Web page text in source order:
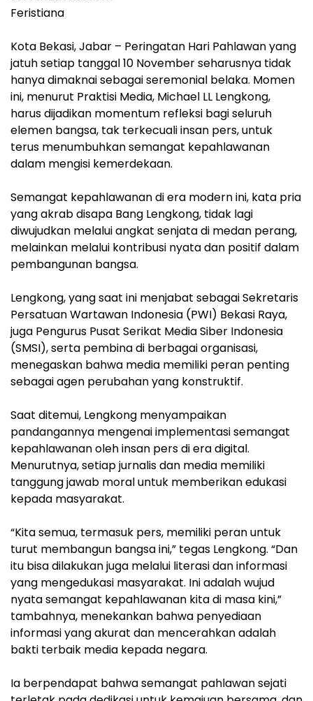
Feristiana
Kota Bekasi, Jabar – ‎Peringatan Hari Pahlawan yang
jatuh setiap tanggal 10 November seharusnya tidak
hanya dimaknai sebagai seremonial belaka. Momen
ini, menurut Praktisi Media, Michael LL Lengkong,
harus dijadikan momentum refleksi bagi seluruh
elemen bangsa, tak terkecuali insan pers, untuk
terus menumbuhkan semangat kepahlawanan
dalam mengisi kemerdekaan.
‎Semangat kepahlawanan di era modern ini, kata pria
yang akrab disapa Bang Lengkong, tidak lagi
diwujudkan melalui angkat senjata di medan perang,
melainkan melalui kontribusi nyata dan positif dalam
pembangunan bangsa.
‎Lengkong, yang saat ini menjabat sebagai Sekretaris
Persatuan Wartawan Indonesia (PWI) Bekasi Raya,
juga Pengurus Pusat Serikat Media Siber Indonesia
(SMSI), serta pembina di berbagai organisasi,
menegaskan bahwa media memiliki peran penting
sebagai agen perubahan yang konstruktif.
‎Saat ditemui, Lengkong menyampaikan
pandangannya mengenai implementasi semangat
kepahlawanan oleh insan pers di era digital.
Menurutnya, setiap jurnalis dan media memiliki
tanggung jawab moral untuk memberikan edukasi
kepada masyarakat.
‎“Kita semua, termasuk pers, memiliki peran untuk
turut membangun bangsa ini,” tegas Lengkong. “Dan
itu bisa dilakukan juga melalui literasi dan informasi
yang mengedukasi masyarakat. Ini adalah wujud
nyata semangat kepahlawanan kita di masa kini,”
tambahnya, menekankan bahwa penyediaan
informasi yang akurat dan mencerahkan adalah
bakti terbaik media kepada negara.
‎Ia berpendapat bahwa semangat pahlawan sejati